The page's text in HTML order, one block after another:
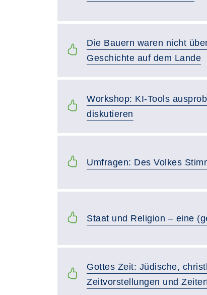
Die Bauern waren nicht
Geschichte auf dem Lande
Workshop: KI-Tools
diskutieren
Umfragen: Des Volkes
Staat und Religion – eine
Gottes Zeit: Jüdische,
Zeitvorstellungen und